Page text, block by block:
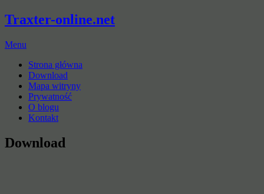
Traxter-online.net
Menu
Strona główna
Download
Mapa witryny
Prywatność
O blogu
Kontakt
Download